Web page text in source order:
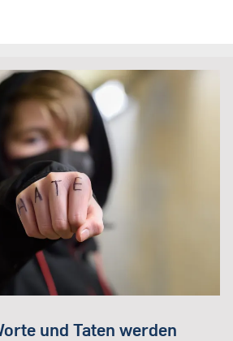
und Taten werden